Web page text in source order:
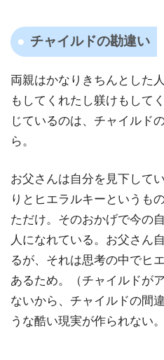
チャイルドの勘違い
両親はかなりきちんとした
もしてくれたし躾けもして
じているのは、チャイルド
ら。
お父さんは自分を見下して
りとヒエラルキーというも
ただけ。そのおかげで今の
人になれている。お父さん
るが、それは思考の中でヒ
あるため。（チャイルドが
ないから、チャイルドの間
うな酷い現実が作られない。